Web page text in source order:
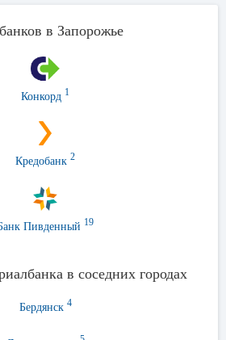
в Запорожье
Конкорд 1
Кредобанк 2
Пивденный 19
в соседних городах
Бердянск 4